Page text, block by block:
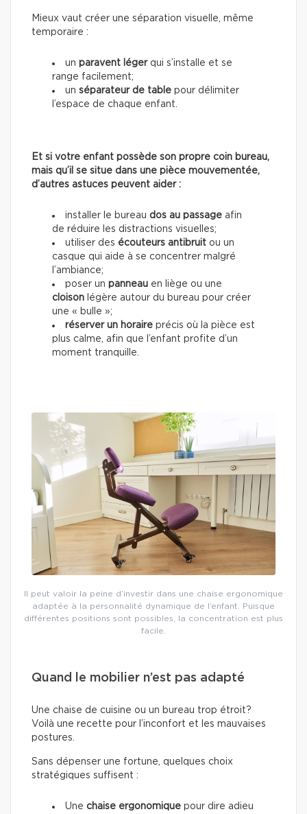
Mieux vaut créer une séparation visuelle, même
temporaire :
un paravent légerqui s’installe et se
range facilement;
un séparateur de table pour délimiter
l’espace de chaque enfant.
Et si votre enfant possède son propre coin bureau,
mais qu’il se situe dans une pièce mouvementée,
d’autres astuces peuvent aider :
installer le bureau dos au passage afin
de réduire les distractions visuelles;
utiliser des écouteurs antibruit ou un
casque qui aide à se concentrer malgré
l’ambiance;
poser un panneau en liège ou une
cloison légère autour du bureau pour créer
une « bulle »;
réserver un horaire précis où la pièce est
plus calme, afin que l’enfant profite d’un
moment tranquille.
Il peut valoir la peine d’investir dans une chaise ergonomique
adaptée à la personnalité dynamique de l’enfant. Puisque
différentes positions sont possibles, la concentration est plus
facile.
Quand le mobilier n’est pas adapté
Une chaise de cuisine ou un bureau trop étroit?
Voilà une recette pour l’inconfort et les mauvaises
postures.
Sans dépenser une fortune, quelques choix
stratégiques suffisent :
Une chaise ergonomique pour dire adieu